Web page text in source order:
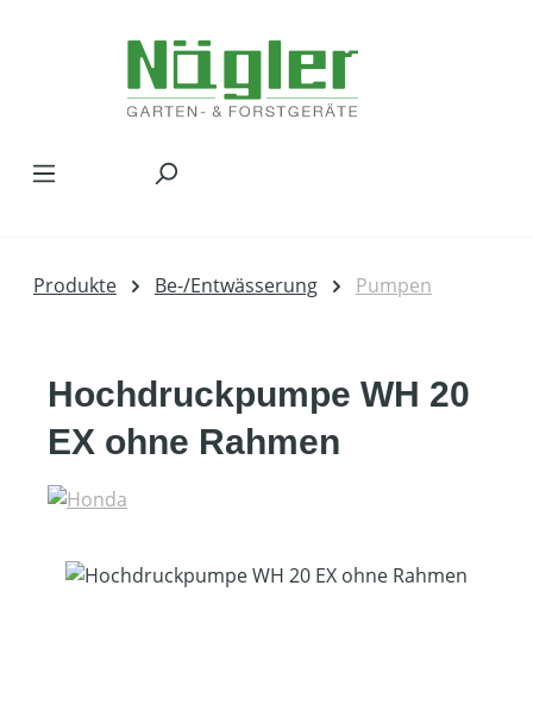
Produkte Be-/Entwässerung Pumpen
Hochdruckpumpe WH 20
EX ohne Rahmen
Bildergalerie überspringen